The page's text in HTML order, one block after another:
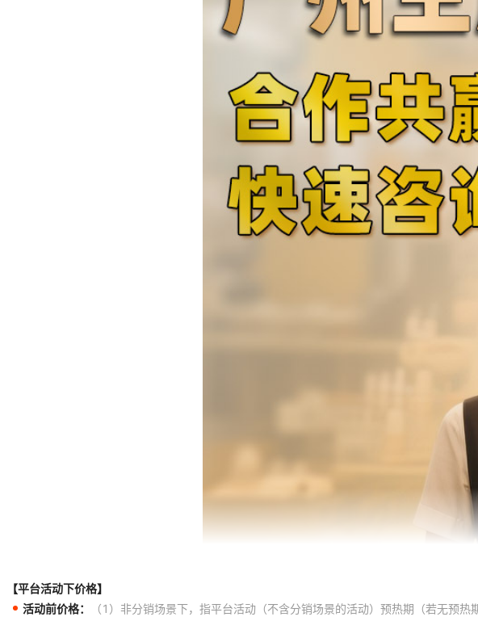
【平台活动下价格】
活动前价格：
（1）非分销场景下，指平台活动（不含分销场景的活动）预热期（若无预